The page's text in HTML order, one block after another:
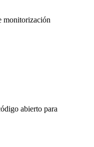
monitorización
abierto para